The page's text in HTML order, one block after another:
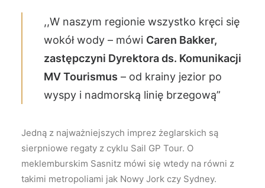
,,W naszym regionie wszystko kręci się
wokół wody – mówi Caren Bakker,
zastępczyni Dyrektora ds. Komunikacji
MV Tourismus – od krainy jezior po
wyspy i nadmorską linię brzegową”
Jedną z najważniejszych imprez żeglarskich są
sierpniowe regaty z cyklu Sail GP Tour. O
meklemburskim Sasnitz mówi się wtedy na równi z
takimi metropoliami jak Nowy Jork czy Sydney.